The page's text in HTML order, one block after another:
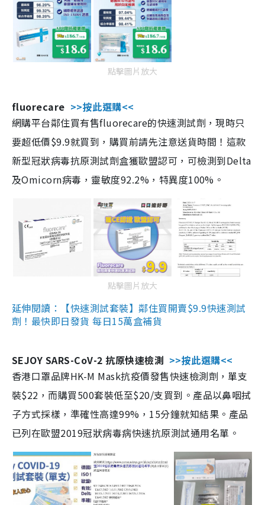
點擊圖片放大
fluorecare >>按此選購<<
網購平台鄰住買有售fluorecare的快速測試劑，現時只
要超低價$9.9就買到，購買前請先注意送貨時間！這款
新型冠狀病毒抗原測試劑盒獲歐盟認可，可檢測到Delta
及Omicorn病毒，靈敏度92.2%，特異度100%。
點擊圖片放大
延伸閱讀：【快速測試套裝】鄰住買開賣$9.9快速測試
劑！最快即日發貨 每日15萬盒補貨
SEJOY SARS-CoV-2 抗原快速檢測 >>按此選購<<
香港口罩品牌HK-M Mask抗疫價發售快速檢測劑，單支
裝$22，而購買500套裝低至$20/支買到。產品以鼻咽拭
子方式採樣，準確性高達99%，15分鐘就知結果。產品
已列在歐盟2019冠狀病毒病快速抗原測試通用名單。